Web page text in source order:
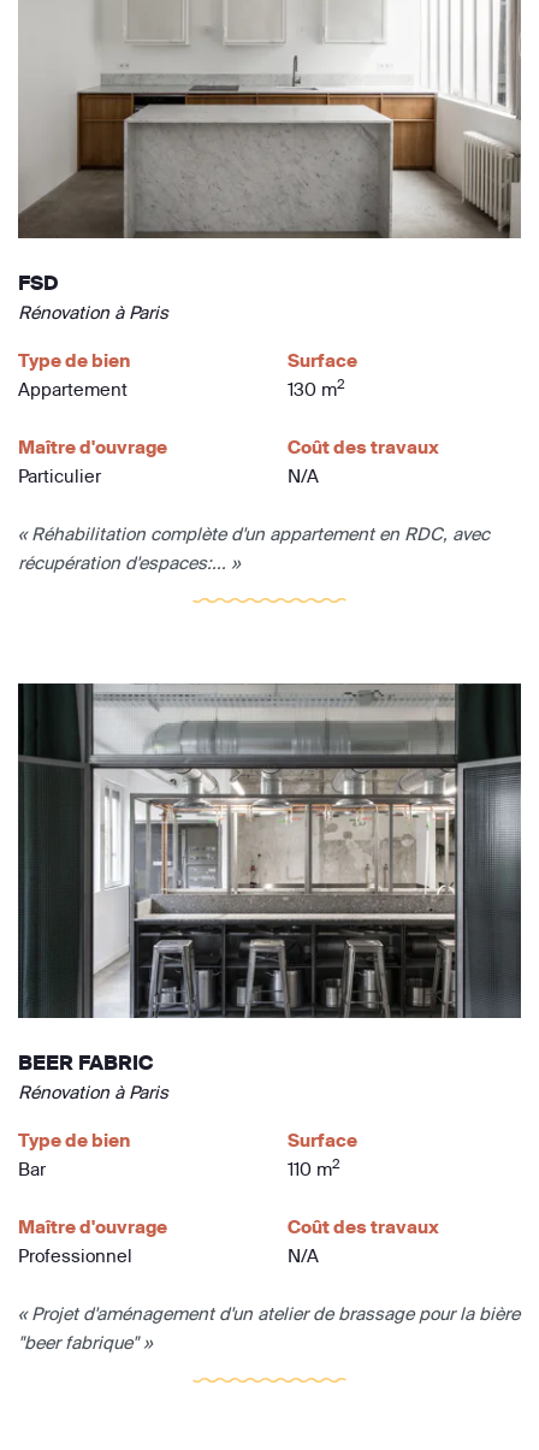
FSD
Rénovation à Paris
Type de bien
Appartement
Surface
130 m2
Maître d'ouvrage
Particulier
Coût des travaux
N/A
« Réhabilitation complète d'un appartement en RDC, avec
récupération d'espaces:... »
BEER FABRIC
Rénovation à Paris
Type de bien
Bar
Surface
110 m2
Maître d'ouvrage
Professionnel
Coût des travaux
N/A
« Projet d'aménagement d'un atelier de brassage pour la bière
"beer fabrique" »